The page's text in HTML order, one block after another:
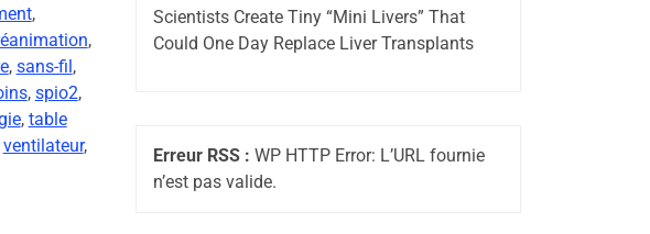
,
,
, sans-fil ,
, spio2,
, table
ventilateur,
Scientists Create Tiny “Mini Livers” That
Could One Day Replace Liver Transplants
Erreur RSS : WP HTTP Error: L’URL fournie
n’est pas valide.